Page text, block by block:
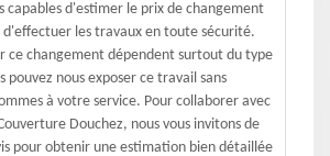
capables d'estimer le prix de changement
les travaux en toute sécurité.
ce changement dépendent surtout du type
pouvez nous exposer ce travail sans
à votre service. Pour collaborer avec
Douchez, nous vous invitons de
pour obtenir une estimation bien détaillée